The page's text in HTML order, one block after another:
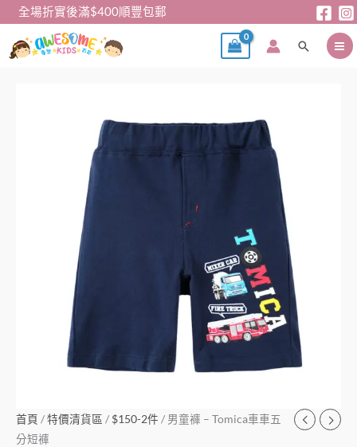
全場折實後滿$400順豐包郵
搜
首頁 /特價清貨區 / $150-2件 / 男童褲 – Tomica車車五
分短褲